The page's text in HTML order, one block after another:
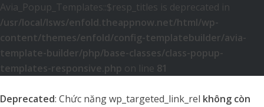
Avia_Popup_Templates::$resp_titles is deprecated in
/usr/local/lsws/enfold.theappnow.net/html/wp-
content/themes/enfold/config-templatebuilder/avia-
template-builder/php/base-classes/class-popup-
templates-responsive.php on line 81
Deprecated: Chức năng wp_targeted_link_rel không còn